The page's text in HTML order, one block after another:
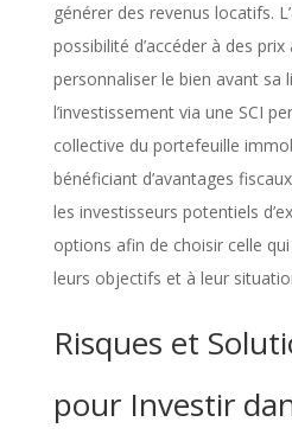
générer des revenus locatifs.
possibilité d’accéder à des
personnaliser le bien avant sa
l’investissement via une SCI
collective du portefeuille
bénéficiant d’avantages
les investisseurs potentiels
options afin de choisir celle
leurs objectifs et à leur
Risques et
pour Investir